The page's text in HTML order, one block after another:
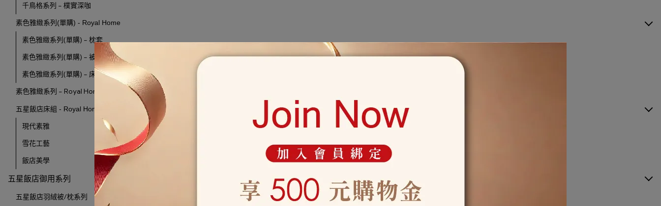
千鳥格系列 - 樸實深咖
素色雅緻系列(單購) - Royal Home
素色雅緻系列(單購) - 枕套
素色雅緻系列(單購) - 被套
素色雅緻系列(單購) - 床包
素色雅緻系列 - Royal Home
五星飯店床組 - Royal Home
現代素雅
雪花工藝
飯店美學
五星飯店御用系列
五星飯店羽絨被/枕系列